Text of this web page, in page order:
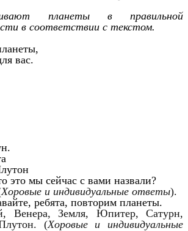
планеты в правильной
в соответствии с текстом.
вас.
это мы сейчас с вами назвали?
Хоровые и индивидуальные ответы).
ребята, повторим планеты.
Венера, Земля, Юпитер, Сатурн,
(Хоровые и индивидуальные